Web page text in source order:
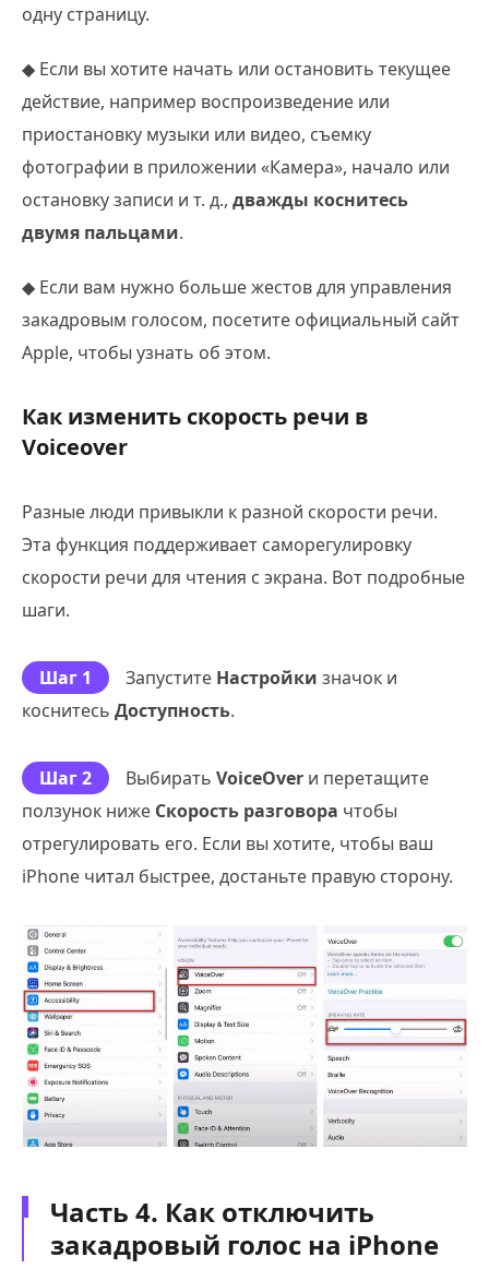
одну страницу.
◆ Если вы хотите начать или остановить текущее
действие, например воспроизведение или
приостановку музыки или видео, съемку
фотографии в приложении «Камера», начало или
остановку записи и т. д., дважды коснитесь
двумя пальцами.
◆ Если вам нужно больше жестов для управления
закадровым голосом, посетите официальный сайт
Apple, чтобы узнать об этом.
Как изменить скорость речи в
Voiceover
Разные люди привыкли к разной скорости речи.
Эта функция поддерживает саморегулировку
скорости речи для чтения с экрана. Вот подробные
шаги.
Шаг 1 Запустите Настройки значок и
коснитесь Доступность.
Шаг 2 Выбирать VoiceOver и перетащите
ползунок ниже Скорость разговора чтобы
отрегулировать его. Если вы хотите, чтобы ваш
iPhone читал быстрее, достаньте правую сторону.
Часть 4. Как отключить
закадровый голос на iPhone